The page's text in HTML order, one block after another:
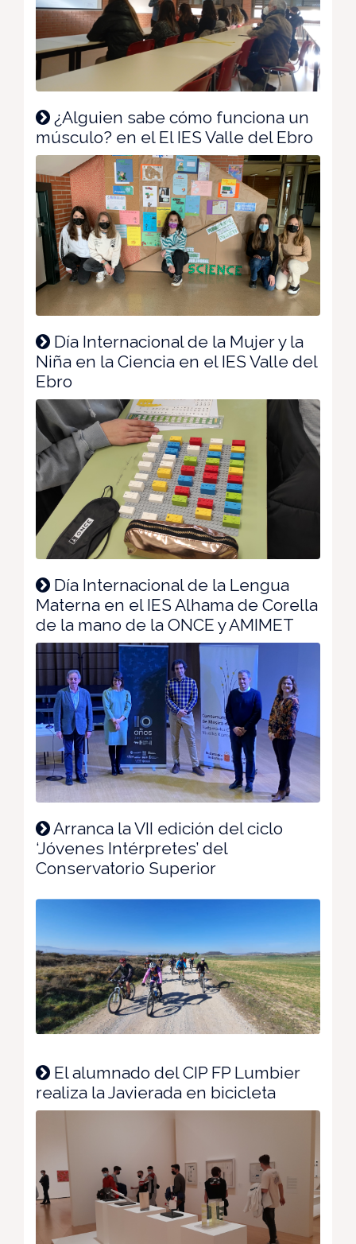
¿Alguien sabe cómo funciona un
músculo? en el El IES Valle del Ebro
Día Internacional de la Mujer y la
Niña en la Ciencia en el IES Valle del
Ebro
Día Internacional de la Lengua
Materna en el IES Alhama de Corella
de la mano de la ONCE y AMIMET
Arranca la VII edición del ciclo
‘Jóvenes Intérpretes’ del
Conservatorio Superior
El alumnado del CIP FP Lumbier
realiza la Javierada en bicicleta